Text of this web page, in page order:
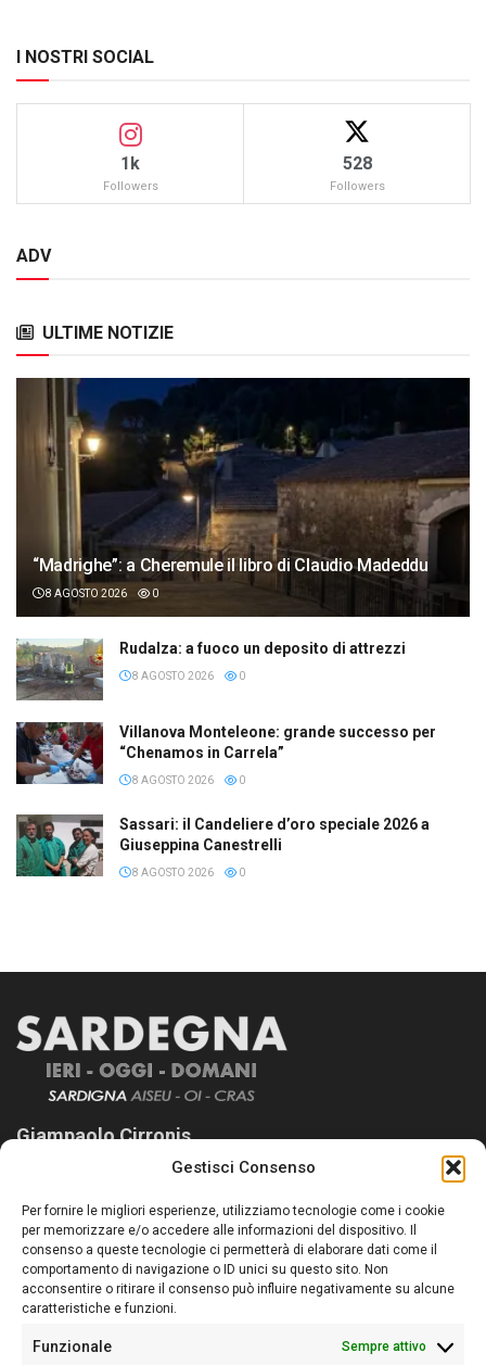
Gestisci Consenso
Per fornire le migliori esperienze, utilizziamo tecnologie come i cookie
per memorizzare e/o accedere alle informazioni del dispositivo. Il
consenso a queste tecnologie ci permetterà di elaborare dati come il
comportamento di navigazione o ID unici su questo sito. Non
acconsentire o ritirare il consenso può influire negativamente su alcune
caratteristiche e funzioni.
Funzionale Sempre attivo
I NOSTRI SOCIAL
1k
Followers
528
Followers
ADV
ULTIME NOTIZIE
“Madrighe”: a Cheremule il libro di Claudio Madeddu
8 AGOSTO 2026 0
Rudalza: a fuoco un deposito di attrezzi
8 AGOSTO 2026 0
Villanova Monteleone: grande successo per
“Chenamos in Carrela”
8 AGOSTO 2026 0
Sassari: il Candeliere d’oro speciale 2026 a
Giuseppina Canestrelli
8 AGOSTO 2026 0
Giampaolo Cirronis
Sardegna Ieri-Oggi-Domani nasce per informare “liberamente” i
lettori su quanto accade in Sardegna, con un occhio rivolto al
nostro passato e, soprattutto, al nostro futuro
Follow Us